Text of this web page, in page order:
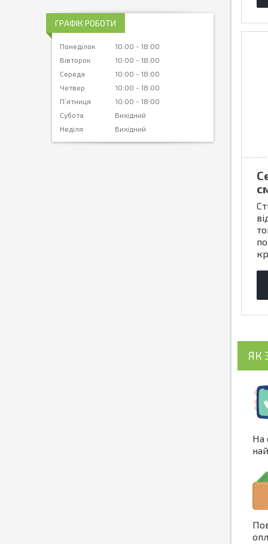
ЯК
На
ГРАФІК РОБОТИ
Понеділок 10:00
18:00
Вівторок
10:00
18:00
Середа
10:00
18:00
Четвер
10:00
18:00
Пʼятниця
10:00
18:00
Субота
Вихідний
Неділя
Вихідний